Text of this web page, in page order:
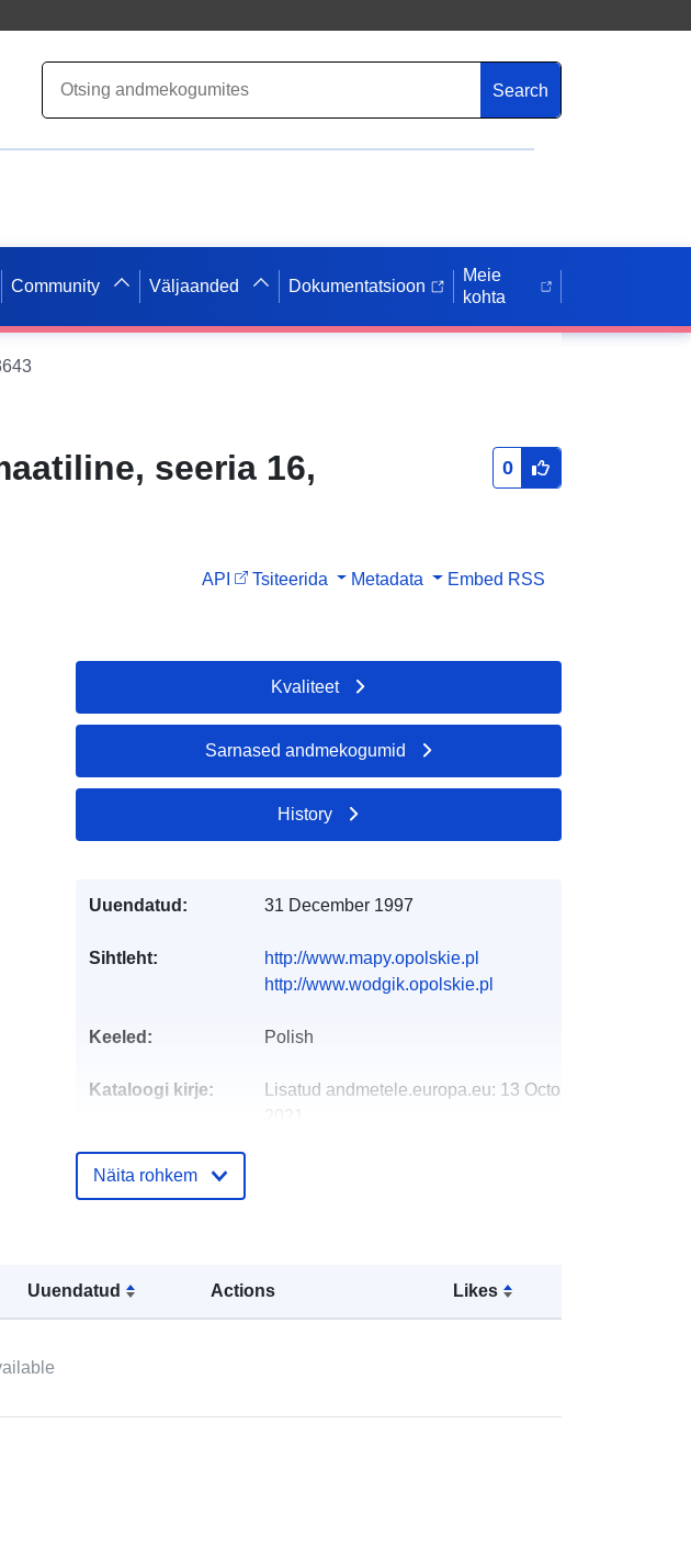
Search
Community Väljaanded Dokumentatsioon
Meie
kohta
seeria 16,
0
API Tsiteerida Metadata Embed RSS
Uuendatud Actions Likes
Kvaliteet
Sarnased andmekogumid
History
Uuendatud: 31 December 1997
Sihtleht:
http://www.mapy.opolskie.pl
http://www.wodgik.opolskie.pl
Keeled: Polish
Kataloogi kirje: Lisatud andmetele.europa.eu: 13 October
50.6231 ], [ 17.5322, 50.5985 ], [
vahend:
Näita rohkem